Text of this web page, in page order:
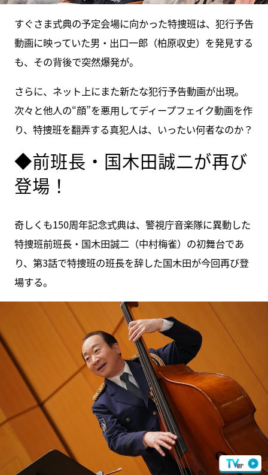
すぐさま式典の予定会場に向かった特捜班は、犯行予告
動画に映っていた男・出口一郎（柏原収史）を発見する
も、その背後で突然爆発が。
さらに、ネット上にまた新たな犯行予告動画が出現。
次々と他人の“顔”を悪用してディープフェイク動画を作
り、特捜班を翻弄する真犯人は、いったい何者なのか？
◆前班長・国木田誠二が再び
登場！
奇しくも150周年記念式典は、警視庁音楽隊に異動した
特捜班前班長・国木田誠二（中村梅雀）の初舞台であ
り、第3話で特捜班の班長を辞した国木田が今回再び登
場する。